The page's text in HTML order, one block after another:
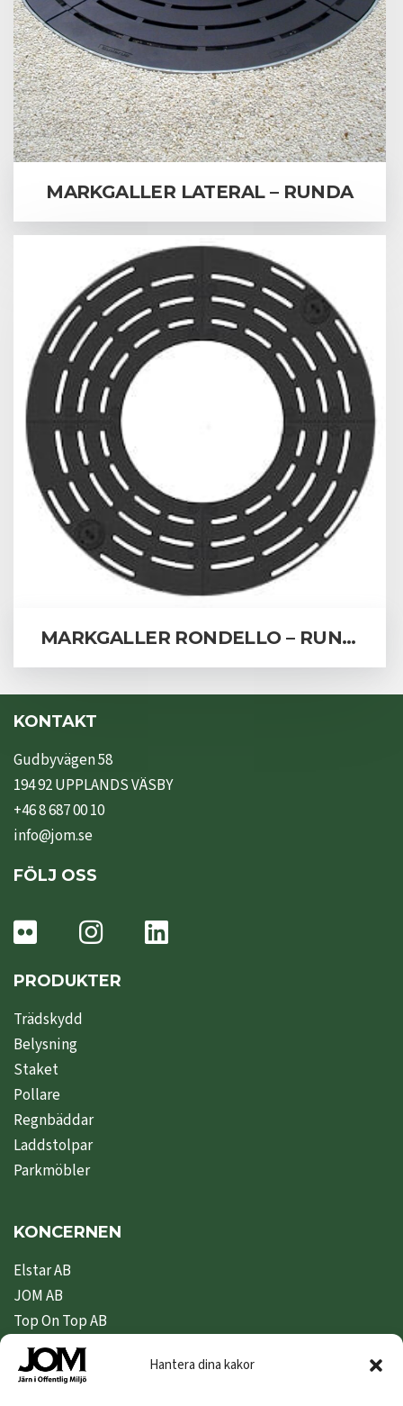
Hantera dina kakor
MARKGALLER LATERAL – RUNDA
MARKGALLER RONDELLO – RUNDA
KONTAKT
Gudbyvägen 58
194 92 UPPLANDS VÄSBY
+46 8 687 00 10
info@jom.se
FÖLJ OSS
PRODUKTER
Trädskydd
Belysning
Staket
Pollare
Regnbäddar
Laddstolpar
Parkmöbler
KONCERNEN
Elstar AB
JOM AB
Top On Top AB
Nipeda AB
Nivex Topsafe AB